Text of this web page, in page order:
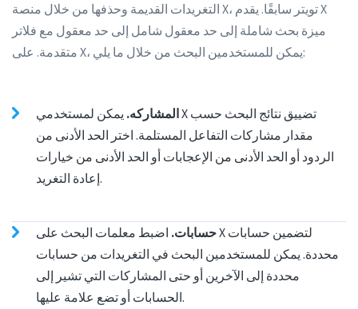
التغريدات القديمة وحذفها من خلال منصة X، تويتر سابقًا. يقدم X
ميزة بحث شاملة إلى حد معقول شامل إلى حد معقول مع فلاتر
متقدمة. على X، يمكن للمستخدمين البحث من خلال ما يلي:
المشاركه. يمكن لمستخدمي X تضييق نتائج البحث حسب
مقدار مشاركات التفاعل المستلمة. اختر الحد الأدنى من
الردود أو الحد الأدنى من الإعجابات أو الحد الأدنى من خيارات
إعادة التغريد.
حسابات. اضبط معلمات البحث على X لتضمين حسابات
محددة. يمكن للمستخدمين البحث في التغريدات من حسابات
محددة إلى الآخرين أو حتى المشاركات التي تشير إلى
الحسابات أو تضع علامة عليها.